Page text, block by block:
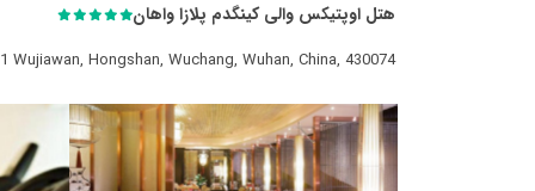
هتل اوپتیکس والی کینگدم پلازا واهان
Wujiawan, Hongshan, Wuchang, Wuhan, China, 430074